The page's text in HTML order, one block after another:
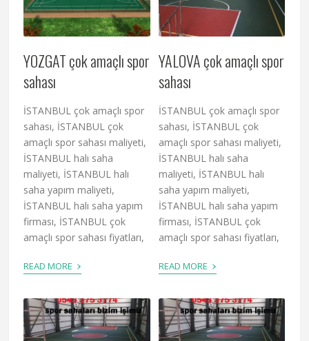
YOZGAT çok amaçlı spor
sahası
İSTANBUL çok amaçlı spor
sahası, İSTANBUL çok
amaçlı spor sahası maliyeti,
İSTANBUL halı saha
maliyeti, İSTANBUL halı
saha yapım maliyeti,
İSTANBUL halı saha yapım
firması, İSTANBUL çok
amaçlı spor sahası fiyatları,
READ MORE ›
YALOVA çok amaçlı spor
sahası
İSTANBUL çok amaçlı spor
sahası, İSTANBUL çok
amaçlı spor sahası maliyeti,
İSTANBUL halı saha
maliyeti, İSTANBUL halı
saha yapım maliyeti,
İSTANBUL halı saha yapım
firması, İSTANBUL çok
amaçlı spor sahası fiyatları,
READ MORE ›